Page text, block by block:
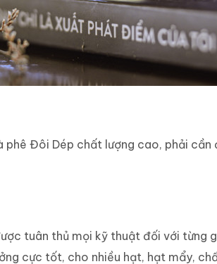
Đôi Dép chất lượng cao, phải cần
tuân thủ mọi kỹ thuật đối với từng
cực tốt, cho nhiều hạt, hạt mẩy,